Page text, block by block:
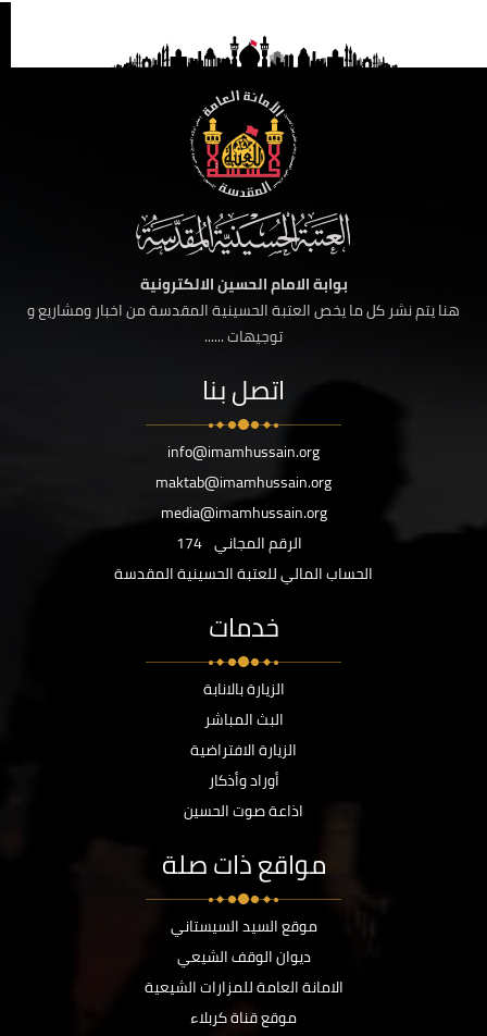
بوابة الامام الحسين الالكترونية
هنا يتم نشر كل ما يخص العتبة الحسينية المقدسة من اخبار ومشاريع و
توجيهات ......
اتصل بنا
info@imamhussain.org
maktab@imamhussain.org
media@imamhussain.org
الرقم المجاني 174
الحساب المالي للعتبة الحسينية المقدسة
خدمات
الزيارة بالانابة
البث المباشر
الزيارة الافتراضية
أوراد وأذكار
اذاعة صوت الحسين
مواقع ذات صلة
موقع السيد السيستاني
ديوان الوقف الشيعي
الامانة العامة للمزارات الشيعية
موقع قناة كربلاء